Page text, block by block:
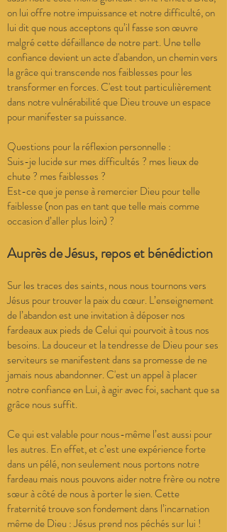
on lui offre notre impuissance et notre difficulté, on
lui dit que nous acceptons qu’il fasse son œuvre
malgré cette défaillance de notre part. Une telle
confiance devient un acte d'abandon, un chemin vers
la grâce qui transcende nos faiblesses pour les
transformer en forces. C'est tout particulièrement
dans notre vulnérabilité que Dieu trouve un espace
pour manifester sa puissance.
Questions pour la réflexion personnelle :
Suis-je lucide sur mes difficultés ? mes lieux de
chute ? mes faiblesses ?
Est-ce que je pense à remercier Dieu pour telle
faiblesse (non pas en tant que telle mais comme
occasion d’aller plus loin) ?
Auprès de Jésus, repos et bénédiction
Sur les traces des saints, nous nous tournons vers
Jésus pour trouver la paix du cœur. L’enseignement
de l’abandon est une invitation à déposer nos
fardeaux aux pieds de Celui qui pourvoit à tous nos
besoins. La douceur et la tendresse de Dieu pour ses
serviteurs se manifestent dans sa promesse de ne
jamais nous abandonner. C'est un appel à placer
notre confiance en Lui, à agir avec foi, sachant que sa
grâce nous suffit.
Ce qui est valable pour nous-même l’est aussi pour
les autres. En effet, et c’est une expérience forte
dans un pélé, non seulement nous portons notre
fardeau mais nous pouvons aider notre frère ou notre
sœur à côté de nous à porter le sien. Cette
fraternité trouve son fondement dans l’incarnation
même de Dieu : Jésus prend nos péchés sur lui !